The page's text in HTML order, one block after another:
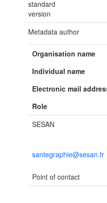
standard
version
Metadata author
Organisation name
Individual name
Electronic mail
Role
SESAN
santegraphie@sesan.fr
Point of contact